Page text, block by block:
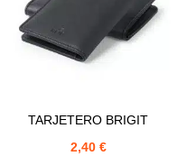
TARJETERO BRIGIT
2,40 €